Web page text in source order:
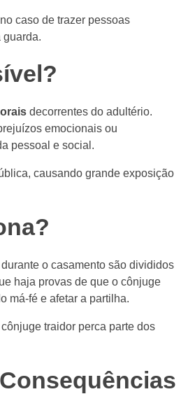
caso de trazer pessoas
guarda.
decorrentes do adultério.
emocionais ou
pessoal e social.
causando grande exposição
o casamento são divididos
haja provas de que o cônjuge
má-fé e afetar a partilha.
traidor perca parte dos